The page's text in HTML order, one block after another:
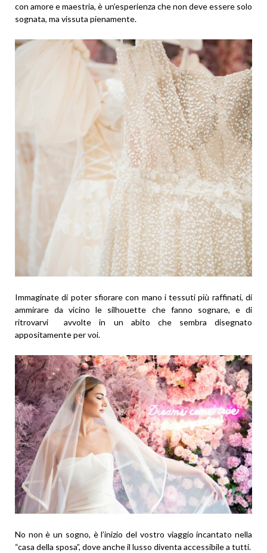
con amore e maestria, è un’esperienza che non deve essere solo
sognata, ma vissuta pienamente.
Immaginate di poter sfiorare con mano i tessuti più raffinati, di
ammirare da vicino le silhouette che fanno sognare, e di
ritrovarvi avvolte in un abito che sembra disegnato
appositamente per voi.
No non è un sogno, è l’inizio del vostro viaggio incantato nella
“casa della sposa”, dove anche il lusso diventa accessibile a tutti.